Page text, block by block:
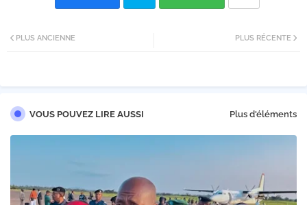
PLUS RÉCENTE
PLUS ANCIENNE
VOUS POUVEZ LIRE AUSSI Plus d'éléments